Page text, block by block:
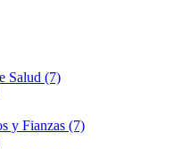
Salud (7)
y Fianzas (7)